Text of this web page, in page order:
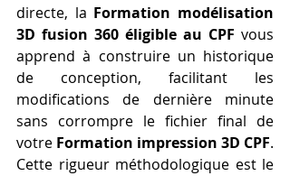
directe, la Formation modélisation
3D fusion 360 éligible au CPF vous
apprend à construire un historique
de conception, facilitant les
modifications de dernière minute
sans corrompre le fichier final de
votre Formation impression 3D CPF.
Cette rigueur méthodologique est le